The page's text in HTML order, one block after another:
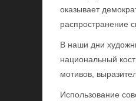
оказывает
распространение
В наши дни
национальный
мотивов,
Использование